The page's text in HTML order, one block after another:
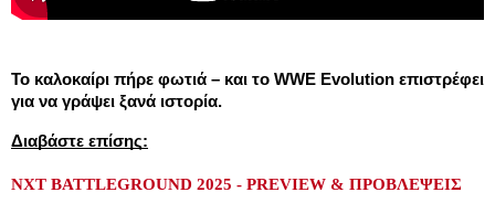
Το καλοκαίρι πήρε φωτιά – και το WWE Evolution επιστρέφει
για να γράψει ξανά ιστορία.
Διαβάστε επίσης:
NXT BATTLEGROUND 2025 - PREVIEW & ΠΡΟΒΛΕΨΕΙΣ